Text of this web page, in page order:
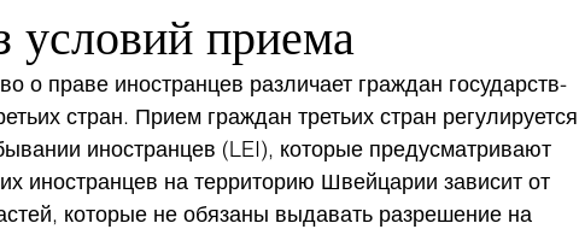
условий приема
о праве иностранцев различает граждан государств-
стран. Прием граждан третьих стран регулируется
иностранцев (LEI), которые предусматривают
иностранцев на территорию Швейцарии зависит от
которые не обязаны выдавать разрешение на